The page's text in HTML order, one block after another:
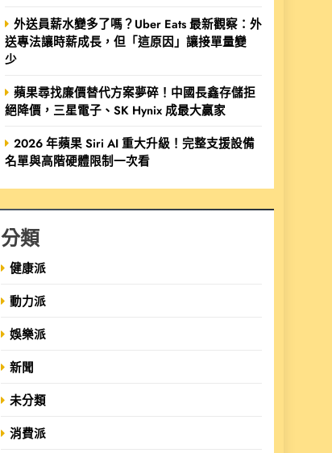
外送員薪水變多了嗎？Uber Eats 最新觀察：外
送專法讓時薪成長，但「這原因」讓接單量變
少
蘋果尋找廉價替代方案夢碎！中國長鑫存儲拒
絕降價，三星電子、SK Hynix 成最大贏家
2026 年蘋果 Siri AI 重大升級！完整支援設備
名單與高階硬體限制一次看
分類
健康派
動力派
娛樂派
新聞
未分類
消費派